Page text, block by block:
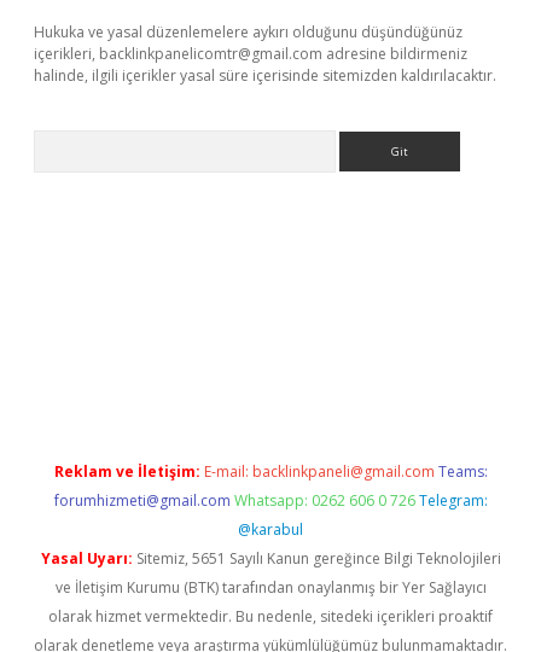
Hukuka ve yasal düzenlemelere aykırı olduğunu düşündüğünüz
içerikleri, backlinkpanelicomtr@gmail.com adresine bildirmeniz
halinde, ilgili içerikler yasal süre içerisinde sitemizden kaldırılacaktır.
Reklam ve İletişim: E-mail: backlinkpaneli@gmail.com Teams:
forumhizmeti@gmail.com Whatsapp: 0262 606 0 726 Telegram:
@karabul
Yasal Uyarı: Sitemiz, 5651 Sayılı Kanun gereğince Bilgi Teknolojileri
ve İletişim Kurumu (BTK) tarafından onaylanmış bir Yer Sağlayıcı
olarak hizmet vermektedir. Bu nedenle, sitedeki içerikleri proaktif
olarak denetleme veya araştırma yükümlülüğümüz bulunmamaktadır.